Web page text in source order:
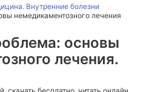
Внутренние болезни
немедикаментозного лечения
основы
лечения.